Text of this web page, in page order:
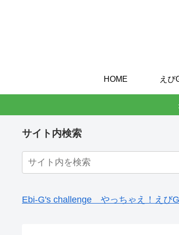
HOME
サイト内検索
Ebi-G's challenge やっちゃえ！えびG